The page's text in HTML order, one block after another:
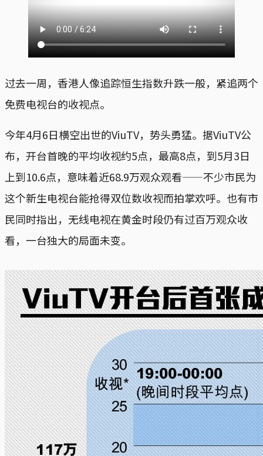
过去一周，香港人像追踪恒生指数升跌一般，紧追两个
免费电视台的收视点。
今年4月6日横空出世的ViuTV，势头勇猛。据ViuTV公
布，开台首晚的平均收视约5点，最高8点，到5月3日
上到10.6点，意味着近68.9万观众观看——不少市民为
这个新生电视台能抢得双位数收视而拍掌欢呼。也有市
民同时指出，无线电视在黄金时段仍有过百万观众收
看，一台独大的局面未变。